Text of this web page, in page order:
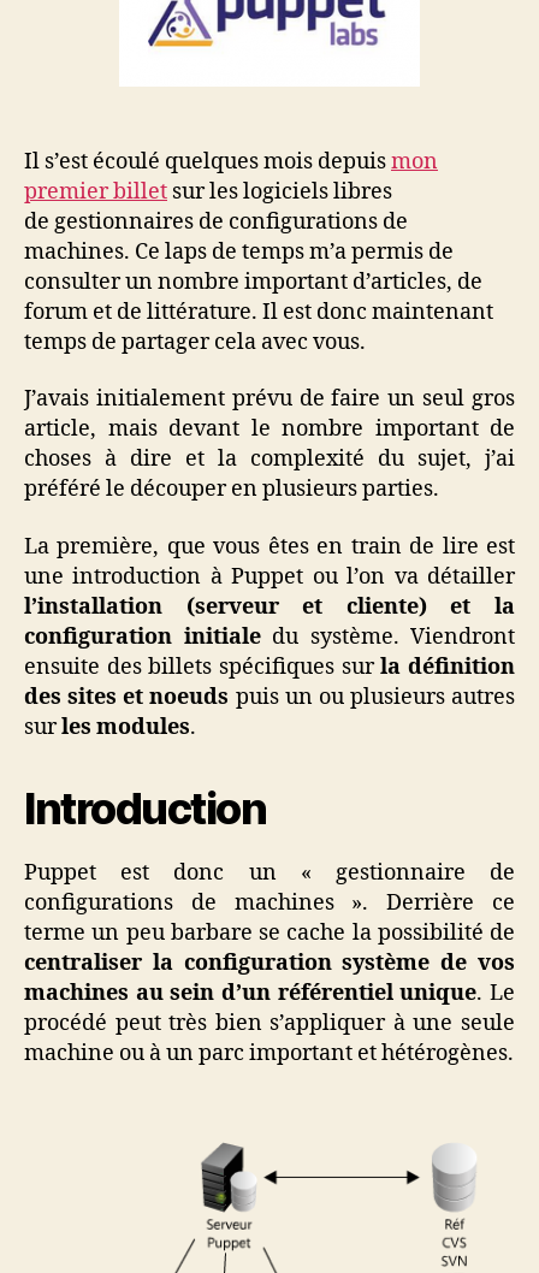
Il s’est écoulé quelques mois depuismon
premier billet sur les logiciels libres
de gestionnaires de configurations de
machines. Ce laps de temps m’a permis de
consulter un nombre important d’articles, de
forum et de littérature. Il est donc maintenant
temps de partager cela avec vous.
J’avais initialement prévu de faire un seul gros
article, mais devant le nombre important de
choses à dire et la complexité du sujet, j’ai
préféré le découper en plusieurs parties.
La première, que vous êtes en train de lire est
une introduction à Puppet ou l’on va détailler
l’installation (serveur et cliente) et la
configuration initialedu système. Viendront
ensuite des billets spécifiques surla définition
des sites et noeuds puis un ou plusieurs autres
surles modules.
Introduction
Puppet est donc un « gestionnaire de
configurations de machines ». Derrière ce
terme un peu barbare se cache la possibilité de
centraliser la configuration système de vos
machines au sein d’un référentiel unique. Le
procédé peut très bien s’appliquer à une seule
machine ou à un parc important et hétérogènes.